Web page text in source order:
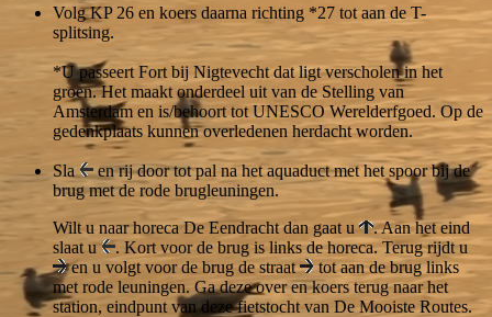
Volg KP 26 en koers daarna richting *27 tot aan de T-
splitsing.
*U passeert Fort bij Nigtevecht dat ligt verscholen in het
groen. Het maakt onderdeel uit van de Stelling van
Amsterdam en is/behoort tot UNESCO Werelderfgoed. Op de
gedenkplaats kunnen overledenen herdacht worden.
Sla
en rij door tot pal na het aquaduct met het spoor bij de
brug met de rode brugleuningen.
Wilt u naar horeca De Eendracht dan gaat u
. Aan het eind
slaat u
. Kort voor de brug is links de horeca. Terug rijdt u
en u volgt voor de brug de straat
tot aan de brug links
met rode leuningen. Ga deze over en koers terug naar het
station, eindpunt van deze fietstocht van De Mooiste Routes.